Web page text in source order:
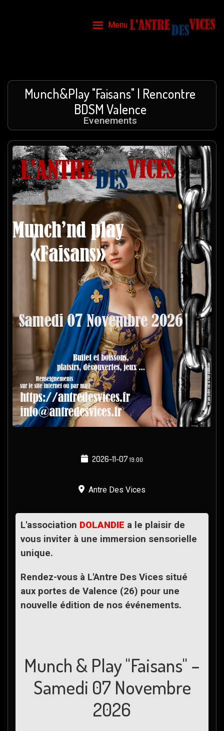
Menu
Munch&Play "Faisans" | Rencontre
BDSM Valence
Evenements
2026-11-07 19:00
Antre Des Vices
L'association DOLANDIE a le plaisir de
vous inviter à une immersion sensorielle
unique.
Rendez-vous à L'Antre Des Vices situé
aux portes de Valence (26) pour une
nouvelle édition de nos événements.
Munch & Play "Faisans" –
Samedi 07 Novembre
2026